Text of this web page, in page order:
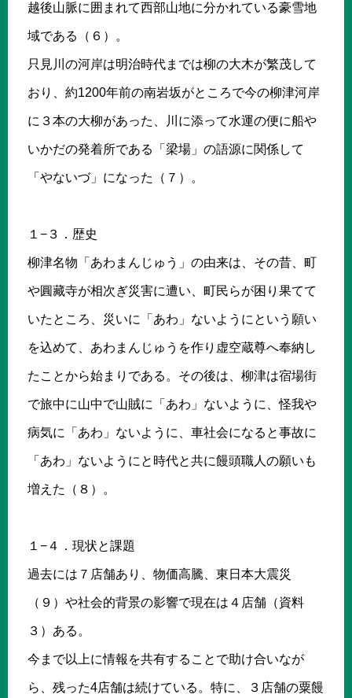
越後山脈に囲まれて西部山地に分かれている豪雪地
域である（６）。
只見川の河岸は明治時代までは柳の大木が繁茂して
おり、約1200年前の南岩坂がところで今の柳津河岸
に３本の大柳があった、川に添って水運の便に船や
いかだの発着所である「梁場」の語源に関係して
「やないづ」になった（７）。
１−３．歴史
柳津名物「あわまんじゅう」の由来は、その昔、町
や圓藏寺が相次ぎ災害に遭い、町民らが困り果てて
いたところ、災いに「あわ」ないようにという願い
を込めて、あわまんじゅうを作り虚空蔵尊へ奉納し
たことから始まりである。その後は、柳津は宿場街
で旅中に山中で山賊に「あわ」ないように、怪我や
病気に「あわ」ないように、車社会になると事故に
「あわ」ないようにと時代と共に饅頭職人の願いも
増えた（８）。
１−４．現状と課題
過去には７店舗あり、物価高騰、東日本大震災
（９）や社会的背景の影響で現在は４店舗（資料
３）ある。
今まで以上に情報を共有することで助け合いなが
ら、残った4店舗は続けている。特に、３店舗の粟饅